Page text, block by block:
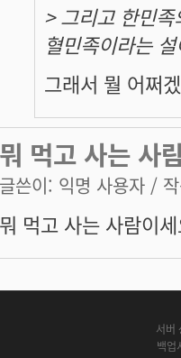
> 그리고 한민
혈민족이라는
그래서 뭘 어쩌
뭐 먹고 사는 사
글쓴이: 익명 사용자 /
뭐 먹고 사는 사람이
서버
백업